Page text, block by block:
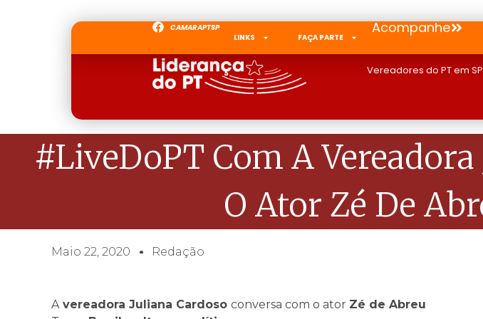
CAMARAPTSP
LINKS
FAÇA PARTE
Acompanhe
Vereadores do PT em SP
#LiveDoPT Com A
O Ator Zé De
Maio 22, 2020 Redação
Avereadora Juliana Cardoso conversa com o ator Zé de Abreu